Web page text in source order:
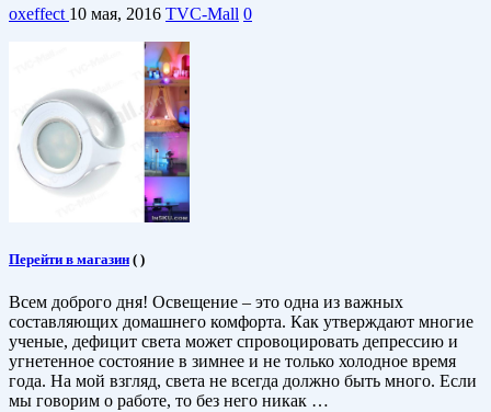
oxeffect 10 мая, 2016 TVC-Mall 0
Перейти в магазин ( )
Всем доброго дня! Освещение – это одна из важных
составляющих домашнего комфорта. Как утверждают многие
ученые, дефицит света может спровоцировать депрессию и
угнетенное состояние в зимнее и не только холодное время
года. На мой взгляд, света не всегда должно быть много. Если
мы говорим о работе, то без него никак …